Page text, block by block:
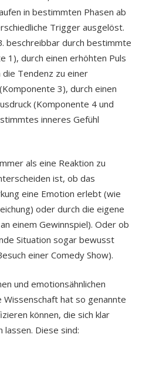
in bestimmten Phasen ab
Trigger ausgelöst.
beschreibbar durch bestimmte
1), durch einen erhöhten Puls
Tendenz zu einer
3), durch einen
(Komponente 4 und
inneres Gefühl
als eine Reaktion zu
ist, ob das
eine Emotion erlebt (wie
oder durch die eigene
einem Gewinnspiel). Oder ob
Situation sogar bewusst
einer Comedy Show).
und emotionsähnlichen
Wissenschaft hat so genannte
können, die sich klar
lassen. Diese sind: